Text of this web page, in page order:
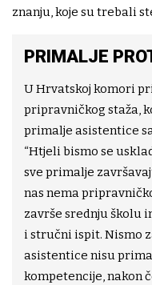
znanju, koje su trebali
PRIMALJE
U Hrvatskoj komori
pripravničkog staža,
primalje asistentice
“Htjeli bismo se
sve primalje
nas nema
završe srednju školu
i stručni ispit. Nismo
asistentice nisu
kompetencije, nakon